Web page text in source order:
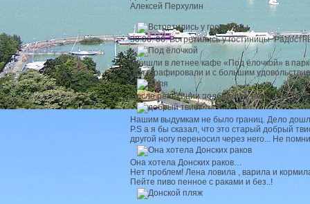
Алексей Перхулин
30.06. 06. Встретились у гостиницы.
Пришли в летнее кафе «Под ёлочкой» в
фотографировали и с большим
После репетиции подбегала к нам Лиля.
Нашим выдумкам не было границ. Дело
P.S а я бы сказал, что это старый добрый
другой ногу переносил через него... Не
Она хотела Донских раков…
Нет проблем! Лена ловила , варила и
Пейте пиво пенное с раками и без..!